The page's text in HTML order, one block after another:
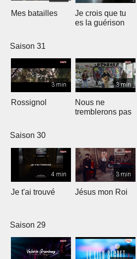
Mes batailles
Je crois que tu
es la guérison
Saison 31
3 min
Rossignol
3 min
Nous ne
tremblerons pas
Saison 30
4 min
Je t'ai trouvé
3 min
Jésus mon Roi
Saison 29